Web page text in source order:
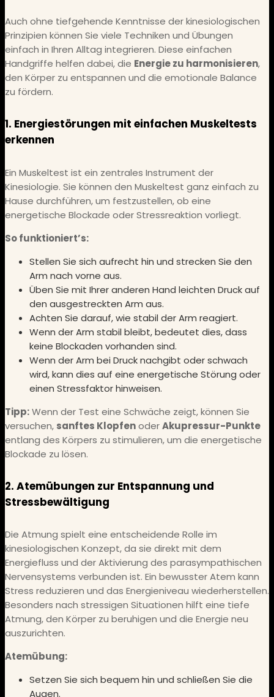
Auch ohne tiefgehende Kenntnisse der kinesiologischen
Prinzipien können Sie viele Techniken und Übungen
einfach in Ihren Alltag integrieren. Diese einfachen
Handgriffe helfen dabei, die Energie zu harmonisieren,
den Körper zu entspannen und die emotionale Balance
zu fördern.
1. Energiestörungen mit einfachen Muskeltests
erkennen
Ein Muskeltest ist ein zentrales Instrument der
Kinesiologie. Sie können den Muskeltest ganz einfach zu
Hause durchführen, um festzustellen, ob eine
energetische Blockade oder Stressreaktion vorliegt.
So funktioniert’s:
Stellen Sie sich aufrecht hin und strecken Sie den
Arm nach vorne aus.
Üben Sie mit Ihrer anderen Hand leichten Druck auf
den ausgestreckten Arm aus.
Achten Sie darauf, wie stabil der Arm reagiert.
Wenn der Arm stabil bleibt, bedeutet dies, dass
keine Blockaden vorhanden sind.
Wenn der Arm bei Druck nachgibt oder schwach
wird, kann dies auf eine energetische Störung oder
einen Stressfaktor hinweisen.
Tipp:Wenn der Test eine Schwäche zeigt, können Sie
versuchen, sanftes KlopfenoderAkupressur-Punkte
entlang des Körpers zu stimulieren, um die energetische
Blockade zu lösen.
2. Atemübungen zur Entspannung und
Stressbewältigung
Die Atmung spielt eine entscheidende Rolle im
kinesiologischen Konzept, da sie direkt mit dem
Energiefluss und der Aktivierung des parasympathischen
Nervensystems verbunden ist. Ein bewusster Atem kann
Stress reduzieren und das Energieniveau wiederherstellen.
Besonders nach stressigen Situationen hilft eine tiefe
Atmung, den Körper zu beruhigen und die Energie neu
auszurichten.
Atemübung:
Setzen Sie sich bequem hin und schließen Sie die
Augen.